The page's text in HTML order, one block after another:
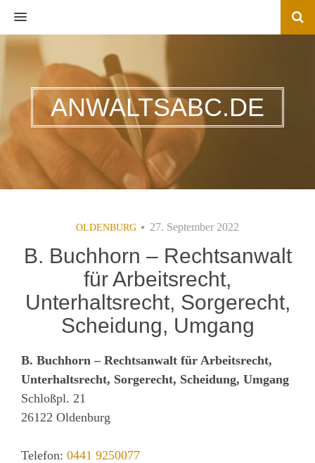
MENU
ANWALTSABC.DE
OLDENBURG 27. September 2022
B. Buchhorn – Rechtsanwalt
für Arbeitsrecht,
Unterhaltsrecht, Sorgerecht,
Scheidung, Umgang
B. Buchhorn – Rechtsanwalt für Arbeitsrecht,
Unterhaltsrecht, Sorgerecht, Scheidung, Umgang
Schloßpl. 21
26122 Oldenburg
Telefon: 0441 9250077